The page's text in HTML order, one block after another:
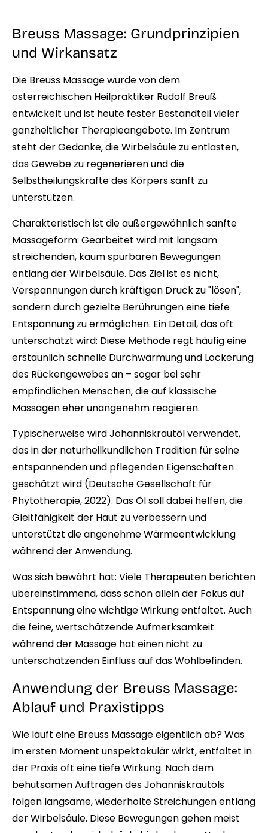
Breuss Massage: Grundprinzipien
und Wirkansatz
Die Breuss Massage wurde von dem
österreichischen Heilpraktiker Rudolf Breuß
entwickelt und ist heute fester Bestandteil vieler
ganzheitlicher Therapieangebote. Im Zentrum
steht der Gedanke, die Wirbelsäule zu entlasten,
das Gewebe zu regenerieren und die
Selbstheilungskräfte des Körpers sanft zu
unterstützen.
Charakteristisch ist die außergewöhnlich sanfte
Massageform: Gearbeitet wird mit langsam
streichenden, kaum spürbaren Bewegungen
entlang der Wirbelsäule. Das Ziel ist es nicht,
Verspannungen durch kräftigen Druck zu "lösen",
sondern durch gezielte Berührungen eine tiefe
Entspannung zu ermöglichen. Ein Detail, das oft
unterschätzt wird: Diese Methode regt häufig eine
erstaunlich schnelle Durchwärmung und Lockerung
des Rückengewebes an – sogar bei sehr
empfindlichen Menschen, die auf klassische
Massagen eher unangenehm reagieren.
Typischerweise wird Johanniskrautöl verwendet,
das in der naturheilkundlichen Tradition für seine
entspannenden und pflegenden Eigenschaften
geschätzt wird (Deutsche Gesellschaft für
Phytotherapie, 2022). Das Öl soll dabei helfen, die
Gleitfähigkeit der Haut zu verbessern und
unterstützt die angenehme Wärmeentwicklung
während der Anwendung.
Was sich bewährt hat: Viele Therapeuten berichten
übereinstimmend, dass schon allein der Fokus auf
Entspannung eine wichtige Wirkung entfaltet. Auch
die feine, wertschätzende Aufmerksamkeit
während der Massage hat einen nicht zu
unterschätzenden Einfluss auf das Wohlbefinden.
Anwendung der Breuss Massage:
Ablauf und Praxistipps
Wie läuft eine Breuss Massage eigentlich ab? Was
im ersten Moment unspektakulär wirkt, entfaltet in
der Praxis oft eine tiefe Wirkung. Nach dem
behutsamen Auftragen des Johanniskrautöls
folgen langsame, wiederholte Streichungen entlang
der Wirbelsäule. Diese Bewegungen gehen meist